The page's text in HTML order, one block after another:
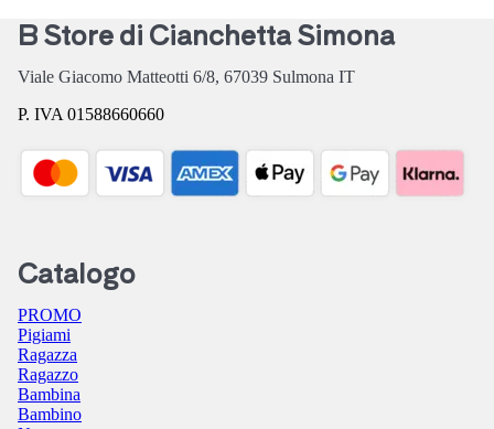
B Store di Cianchetta Simona
Viale Giacomo Matteotti 6/8, 67039 Sulmona IT
P. IVA 01588660660
Catalogo
PROMO
Pigiami
Ragazza
Ragazzo
Bambina
Bambino